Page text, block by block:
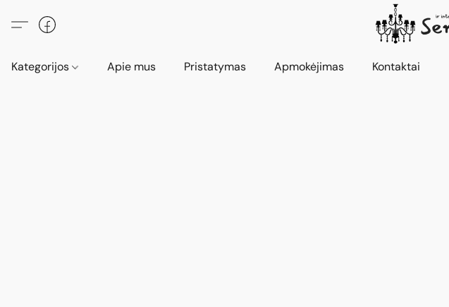
Kategorijos Apie mus Pristatymas Apmokėjimas Kontaktai